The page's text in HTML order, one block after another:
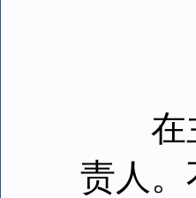
在主
责人。